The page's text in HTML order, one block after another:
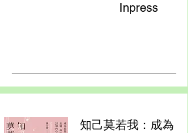
Inpress
知己莫若我：成為